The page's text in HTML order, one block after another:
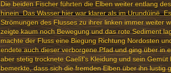
Die beiden Fischer führten die Elben weiter entlang
hinein. Das Wasser hier war klarer als im Urundúinë.
Strömungen des Flusses zu ihrer linken immer weiter
zeigte kaum noch Bewegung und das rote Sediment
machte der Fluss eine Biegung Richtung Nordosten
endete auch dieser verborgene Pfad und ging über in
aber stetig trocknete Caelîf’s Kleidung und sein
bemerkte, dass sich die fremden Elben über ihn lustig